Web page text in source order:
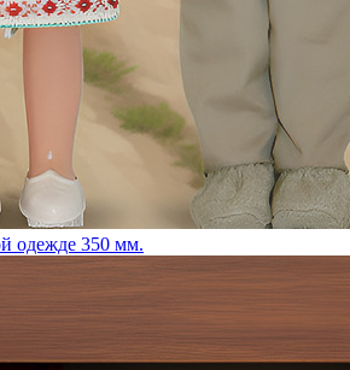
одежде 350 мм.